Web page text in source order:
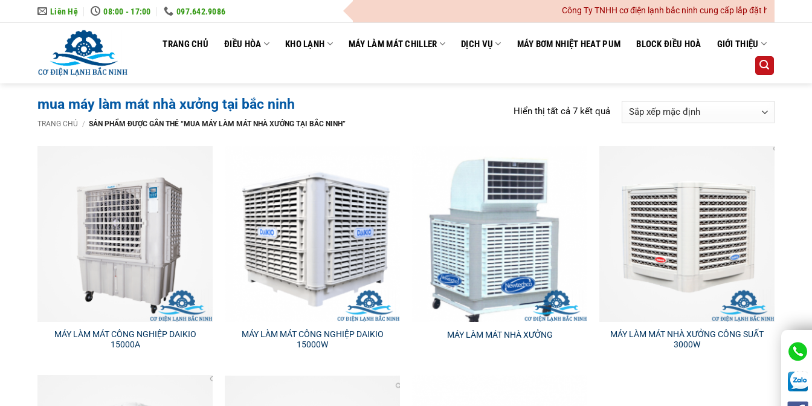
to
Liên Hệ 08:00 - 17:00 097.642.9086 Công Ty TNHH cơ điện lạnh bắc ninh cung cấp lắp đặt hệ thống điều
TRANG CHỦ ĐIỀU HÒA KHO LẠNH MÁY LÀM MÁT CHILLER DỊCH VỤ MÁY BƠM NHIỆT HEAT PUM BLOCK ĐIỀU HOÀ GIỚI THIỆU
mua máy làm mát nhà xưởng tại bắc ninh
TRANG CHỦ / SẢN PHẨM ĐƯỢC GẮN THẺ “MUA MÁY LÀM MÁT NHÀ XƯỞNG TẠI BẮC NINH”
Hiển thị tất cả 7 kết quả
MÁY LÀM MÁT CÔNG NGHIỆP DAIKIO
15000A
MÁY LÀM MÁT CÔNG NGHIỆP DAIKIO
15000W
MÁY LÀM MÁT NHÀ XƯỞNG
MÁY LÀM MÁT NHÀ XƯỞNG CÔNG SUẤT
3000W